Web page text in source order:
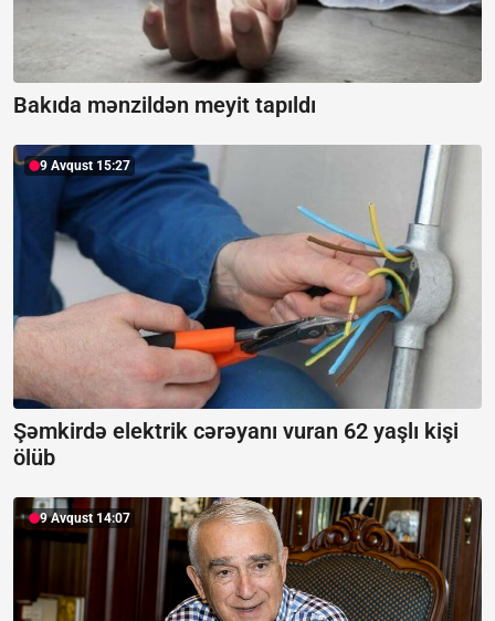
Bakıda mənzildən meyit tapıldı
9 Avqust 15:27
Şəmkirdə elektrik cərəyanı vuran 62 yaşlı kişi
ölüb
9 Avqust 14:07